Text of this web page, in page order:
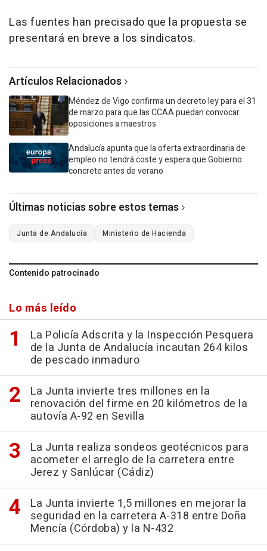
Las fuentes han precisado que la propuesta se
presentará en breve a los sindicatos.
Artículos Relacionados
Méndez de Vigo confirma un decreto ley para el 31
de marzo para que las CCAA puedan convocar
oposiciones a maestros
Andalucía apunta que la oferta extraordinaria de
empleo no tendrá coste y espera que Gobierno
concrete antes de verano
Últimas noticias sobre estos temas
Junta de Andalucía Ministerio de Hacienda
Contenido patrocinado
Lo más leído
La Policía Adscrita y la Inspección Pesquera
de la Junta de Andalucía incautan 264 kilos
de pescado inmaduro
La Junta invierte tres millones en la
renovación del firme en 20 kilómetros de la
autovía A-92 en Sevilla
La Junta realiza sondeos geotécnicos para
acometer el arreglo de la carretera entre
Jerez y Sanlúcar (Cádiz)
La Junta invierte 1,5 millones en mejorar la
seguridad en la carretera A-318 entre Doña
Mencía (Córdoba) y la N-432